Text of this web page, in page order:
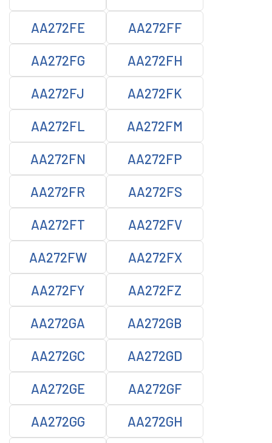
AA272FE AA272FF
AA272FG AA272FH
AA272FJ AA272FK
AA272FL AA272FM
AA272FN AA272FP
AA272FR AA272FS
AA272FT AA272FV
AA272FW AA272FX
AA272FY AA272FZ
AA272GA AA272GB
AA272GC AA272GD
AA272GE AA272GF
AA272GG AA272GH